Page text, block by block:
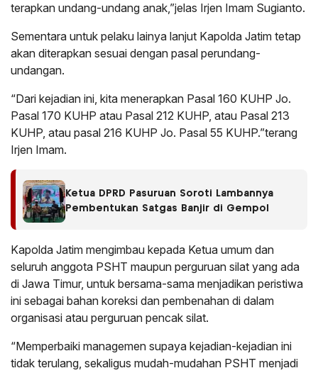
terapkan undang-undang anak,”jelas Irjen Imam Sugianto.
Sementara untuk pelaku lainya lanjut Kapolda Jatim tetap
akan diterapkan sesuai dengan pasal perundang-
undangan.
“Dari kejadian ini, kita menerapkan Pasal 160 KUHP Jo.
Pasal 170 KUHP atau Pasal 212 KUHP, atau Pasal 213
KUHP, atau pasal 216 KUHP Jo. Pasal 55 KUHP.”terang
Irjen Imam.
Ketua DPRD Pasuruan Soroti Lambannya
Pembentukan Satgas Banjir di Gempol
Kapolda Jatim mengimbau kepada Ketua umum dan
seluruh anggota PSHT maupun perguruan silat yang ada
di Jawa Timur, untuk bersama-sama menjadikan peristiwa
ini sebagai bahan koreksi dan pembenahan di dalam
organisasi atau perguruan pencak silat.
“Memperbaiki managemen supaya kejadian-kejadian ini
tidak terulang, sekaligus mudah-mudahan PSHT menjadi